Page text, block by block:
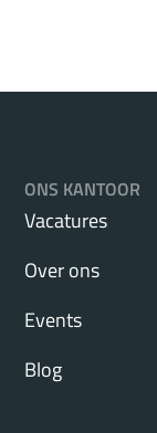
ONS KANTOOR
Vacatures
Over ons
Events
Blog